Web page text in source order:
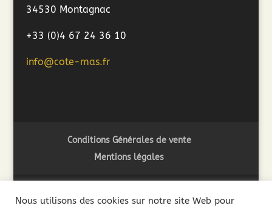
34530 Montagnac
+33 (0)4 67 24 36 10
info@cote-mas.fr
Conditions Générales de vente
Mentions légales
Nous utilisons des cookies sur notre site Web pour